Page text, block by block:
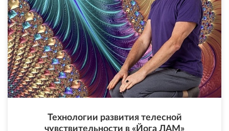
Технологии развития телесной
чувствительности в «Йога ЛАМ»